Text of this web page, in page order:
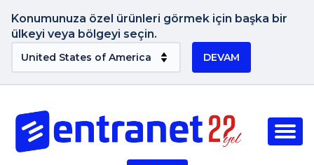
Konumunuza özel ürünleri görmek için başka bir
ülkeyi veya bölgeyi seçin.
DEVAM